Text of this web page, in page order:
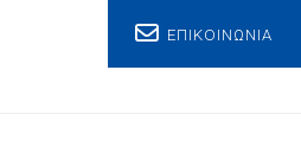
ΕΠΙΚΟΙΝΩΝΙΑ